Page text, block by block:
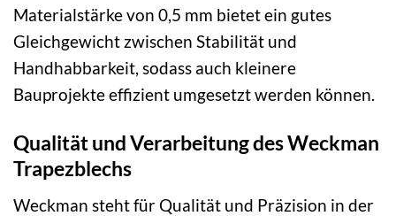
Materialstärke von 0,5 mm bietet ein gutes
Gleichgewicht zwischen Stabilität und
Handhabbarkeit, sodass auch kleinere
Bauprojekte effizient umgesetzt werden können.
Qualität und Verarbeitung des Weckman
Trapezblechs
Weckman steht für Qualität und Präzision in der